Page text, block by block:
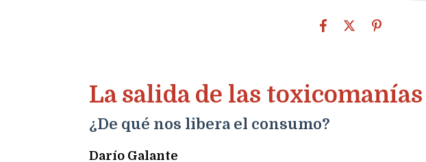
La salida de las toxicomanías
¿De qué nos libera el consumo?
Darío Galante